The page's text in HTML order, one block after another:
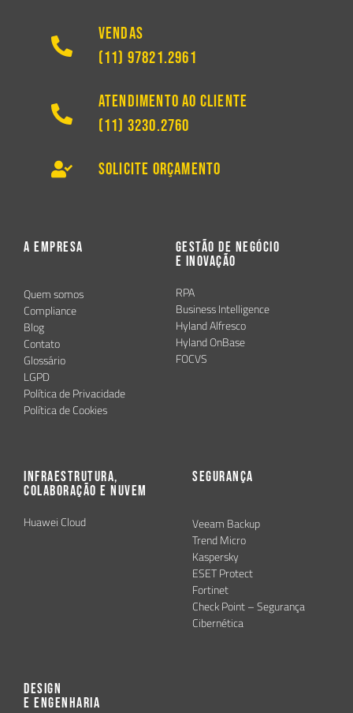
Vendas
(11) 97821.2961
Atendimento ao Cliente
(11) 3230.2760
Solicite Orçamento
A Empresa
Quem somos
Compliance
Blog
Contato
Glossário
LGPD
Política de Privacidade
Política de Cookies
Gestão de Negócio
e Inovação
RPA
Business Intelligence
Hyland Alfresco
Hyland OnBase
FOCVS
Infraestrutura,
Colaboração e Nuvem
Huawei Cloud
Segurança
Veeam Backup
Trend Micro
Kaspersky
ESET Protect
Fortinet
Check Point – Segurança
Cibernética
Design
e Engenharia